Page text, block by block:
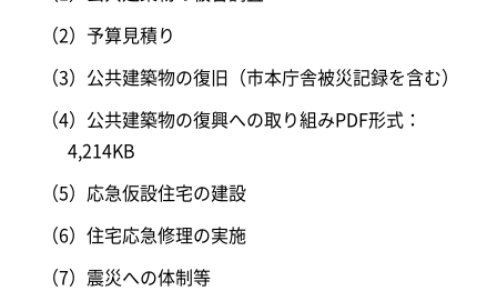
（2）予算見積り
（3）公共建築物の復旧（市本庁舎被災記録を含む）
（4）公共建築物の復興への取り組みPDF形式：
4,214KB
（5）応急仮設住宅の建設
（6）住宅応急修理の実施
（7）震災への体制等